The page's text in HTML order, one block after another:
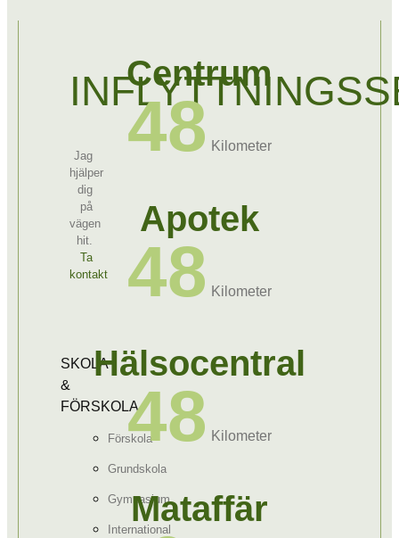
Jag
hjälper
dig
på
vägen
hit.
Ta
kontakt
SKOLA
&
FÖRSKOLA
Förskola
Grundskola
Gymnasium
International
Centrum
48 Kilometer
Apotek
48 Kilometer
Hälsocentral
48 Kilometer
Mataffär